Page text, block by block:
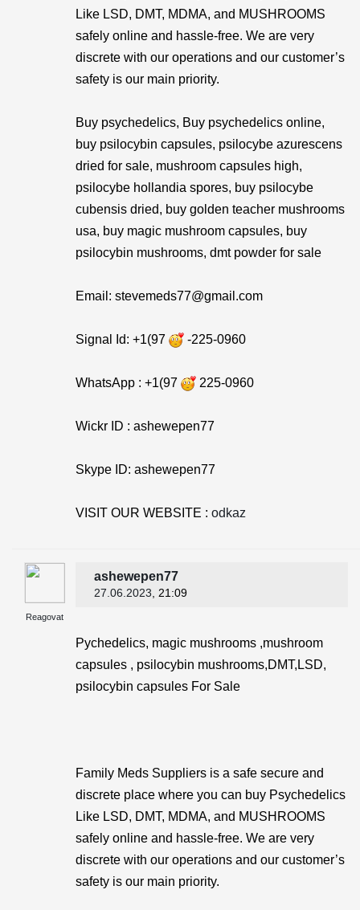
Like LSD, DMT, MDMA, and MUSHROOMS
safely online and hassle-free. We are very
discrete with our operations and our customer’s
safety is our main priority.
Buy psychedelics, Buy psychedelics online,
buy psilocybin capsules, psilocybe azurescens
dried for sale, mushroom capsules high,
psilocybe hollandia spores, buy psilocybe
cubensis dried, buy golden teacher mushrooms
usa, buy magic mushroom capsules, buy
psilocybin mushrooms, dmt powder for sale
Email: stevemeds77@gmail.com
Signal Id: +1(97 -225-0960
WhatsApp : +1(97 225-0960
Wickr ID : ashewepen77
Skype ID: ashewepen77
VISIT OUR WEBSITE : odkaz
Reagovat
ashewepen77
27.06.2023 , 21:09
Pychedelics, magic mushrooms ,mushroom
capsules , psilocybin mushrooms,DMT,LSD,
psilocybin capsules For Sale
Family Meds Suppliers is a safe secure and
discrete place where you can buy Psychedelics
Like LSD, DMT, MDMA, and MUSHROOMS
safely online and hassle-free. We are very
discrete with our operations and our customer’s
safety is our main priority.